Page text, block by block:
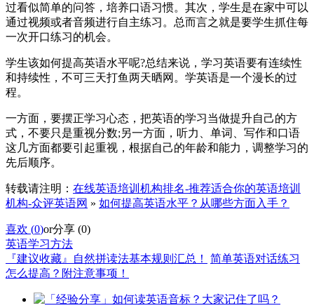
过看似简单的问答，培养口语习惯。其次，学生是在家中可以
通过视频或者音频进行自主练习。总而言之就是要学生抓住每
一次开口练习的机会。
学生该如何提高英语水平呢?总结来说，学习英语要有连续性
和持续性，不可三天打鱼两天晒网。学英语是一个漫长的过
程。
一方面，要摆正学习心态，把英语的学习当做提升自己的方
式，不要只是重视分数;另一方面，听力、单词、写作和口语
这几方面都要引起重视，根据自己的年龄和能力，调整学习的
先后顺序。
转载请注明： 在线英语培训机构排名-推荐适合你的英语培训
机构-众评英语网 » 如何提高英语水平？从哪些方面入手？
喜欢 (0)or分享 (0)
英语学习方法
『建议收藏』自然拼读法基本规则汇总！
简单英语对话练习
怎么提高？附注意事项！